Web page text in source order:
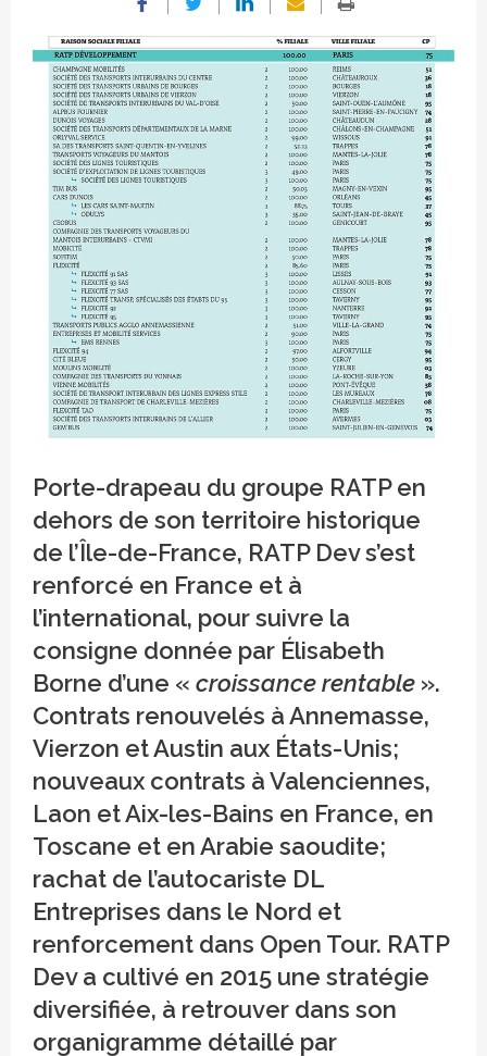
Crédit photo
Porte-drapeau du groupe RATP en
dehors de son territoire historique
de l’Île-de-France, RATP Dev s’est
renforcé en France et à
l’international, pour suivre la
consigne donnée par Élisabeth
Borne d’une « croissance rentable ».
Contrats renouvelés à Annemasse,
Vierzon et Austin aux États-Unis;
nouveaux contrats à Valenciennes,
Laon et Aix-les-Bains en France, en
Toscane et en Arabie saoudite;
rachat de l’autocariste DL
Entreprises dans le Nord et
renforcement dans Open Tour. RATP
Dev a cultivé en 2015 une stratégie
diversifiée, à retrouver dans son
organigramme détaillé par